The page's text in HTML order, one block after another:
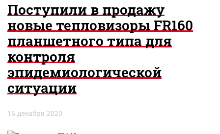
Поступили в продажу
новые тепловизоры FR160
планшетного типа для
контроля
эпидемиологической
ситуации
16 декабря 2020